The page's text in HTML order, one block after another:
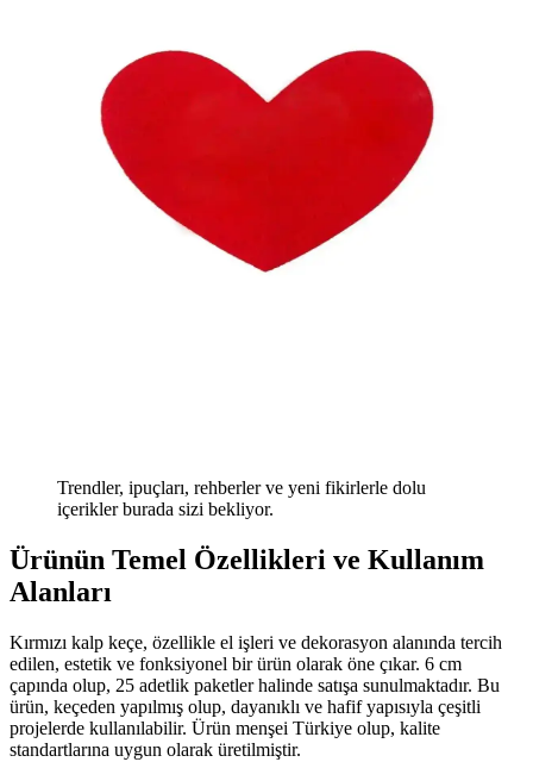
Trendler, ipuçları, rehberler ve yeni fikirlerle dolu
içerikler burada sizi bekliyor.
Ürünün Temel Özellikleri ve Kullanım
Alanları
Kırmızı kalp keçe, özellikle el işleri ve dekorasyon alanında tercih
edilen, estetik ve fonksiyonel bir ürün olarak öne çıkar. 6 cm
çapında olup, 25 adetlik paketler halinde satışa sunulmaktadır. Bu
ürün, keçeden yapılmış olup, dayanıklı ve hafif yapısıyla çeşitli
projelerde kullanılabilir. Ürün menşei Türkiye olup, kalite
standartlarına uygun olarak üretilmiştir.